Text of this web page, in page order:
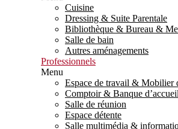
Cuisine
Dressing & Suite Parentale
Bibliothèque & Bureau &
Salle de bain
Autres aménagements
Professionnels
Menu
Espace de travail & Mobilier
Comptoir & Banque d’accueil
Salle de réunion
Espace détente
Salle multimédia &